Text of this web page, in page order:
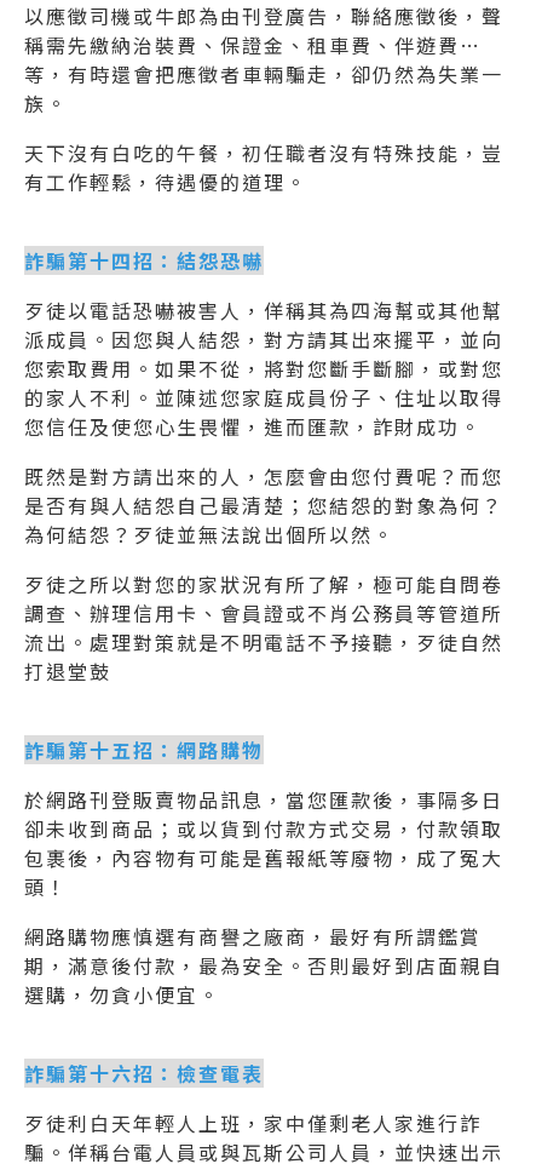
以應徵司機或牛郎為由刊登廣告，聯絡應徵後，聲
稱需先繳納治裝費、保證金、租車費、伴遊費…
等，有時還會把應徵者車輛騙走，卻仍然為失業一
族。
天下沒有白吃的午餐，初任職者沒有特殊技能，豈
有工作輕鬆，待遇優的道理。
詐騙第十四招：結怨恐嚇
歹徒以電話恐嚇被害人，佯稱其為四海幫或其他幫
派成員。因您與人結怨，對方請其出來擺平，並向
您索取費用。如果不從，將對您斷手斷腳，或對您
的家人不利。並陳述您家庭成員份子、住址以取得
您信任及使您心生畏懼，進而匯款，詐財成功。
既然是對方請出來的人，怎麼會由您付費呢？而您
是否有與人結怨自己最清楚；您結怨的對象為何？
為何結怨？歹徒並無法說出個所以然。
歹徒之所以對您的家狀況有所了解，極可能自問卷
調查、辦理信用卡、會員證或不肖公務員等管道所
流出。處理對策就是不明電話不予接聽，歹徒自然
打退堂鼓
詐騙第十五招：網路購物
於網路刊登販賣物品訊息，當您匯款後，事隔多日
卻未收到商品；或以貨到付款方式交易，付款領取
包裹後，內容物有可能是舊報紙等廢物，成了冤大
頭！
網路購物應慎選有商譽之廠商，最好有所謂鑑賞
期，滿意後付款，最為安全。否則最好到店面親自
選購，勿貪小便宜。
詐騙第十六招：檢查電表
歹徒利白天年輕人上班，家中僅剩老人家進行詐
騙。佯稱台電人員或與瓦斯公司人員，並快速出示